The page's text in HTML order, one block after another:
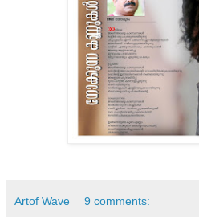
Artof Wave 9 comments: